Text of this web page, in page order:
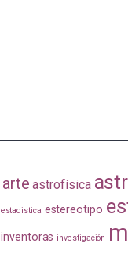
arte astrofísica
estadistica estereotipo
inventoras investigación